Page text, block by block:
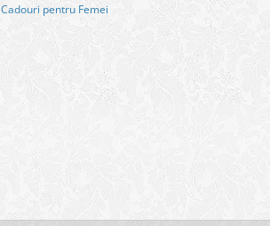
Cadouri pentru Femei